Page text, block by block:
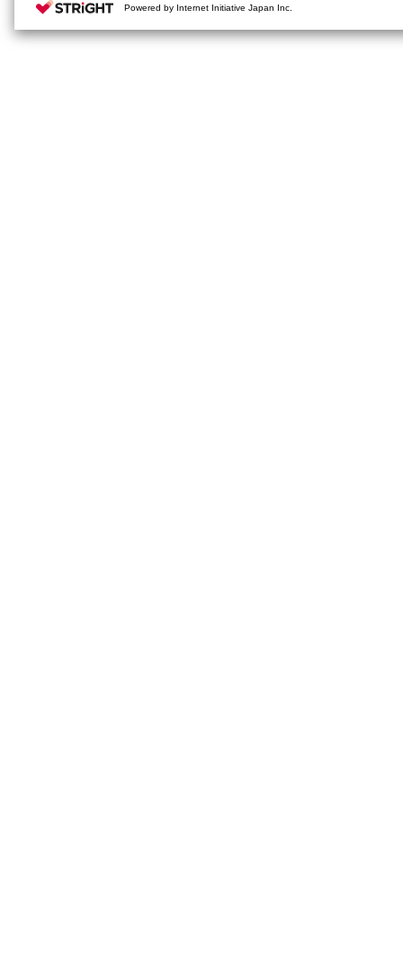
Powered by Internet Initiative Japan Inc.